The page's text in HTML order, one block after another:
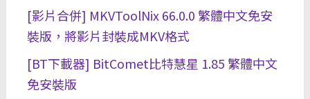
[影片合併] MKVToolNix 66.0.0 繁體中文免安
裝版，將影片封裝成MKV格式
[BT下載器] BitComet比特慧星 1.85 繁體中文
免安裝版